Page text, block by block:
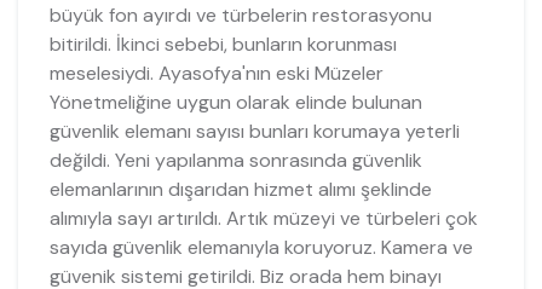
büyük fon ayırdı ve türbelerin restorasyonu
bitirildi. İkinci sebebi, bunların korunması
meselesiydi. Ayasofya'nın eski Müzeler
Yönetmeliğine uygun olarak elinde bulunan
güvenlik elemanı sayısı bunları korumaya yeterli
değildi. Yeni yapılanma sonrasında güvenlik
elemanlarının dışarıdan hizmet alımı şeklinde
alımıyla sayı artırıldı. Artık müzeyi ve türbeleri çok
sayıda güvenlik elemanıyla koruyoruz. Kamera ve
güvenik sistemi getirildi. Biz orada hem binayı